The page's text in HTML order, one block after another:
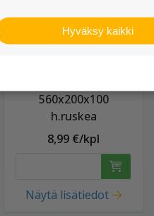
560x200x100
h.ruskea
8,99 €/kpl
Näytä lisätiedot
Hyväksy kaikki